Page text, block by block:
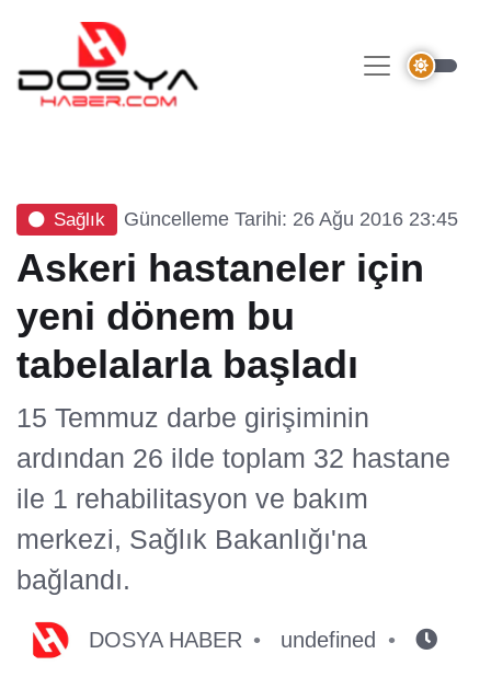
Sağlık Güncelleme Tarihi: 26 Ağu 2016 23:45
Askeri hastaneler için
yeni dönem bu
tabelalarla başladı
15 Temmuz darbe girişiminin
ardından 26 ilde toplam 32 hastane
ile 1 rehabilitasyon ve bakım
merkezi, Sağlık Bakanlığı'na
bağlandı.
DOSYA HABER undefined